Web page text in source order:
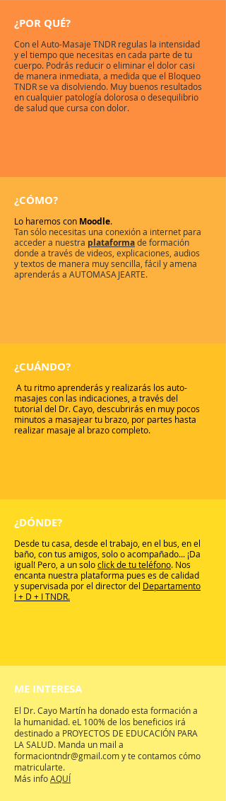
¿POR QUÉ?
Con el Auto-Masaje TNDR regulas la intensidad
y el tiempo que necesitas en cada parte de tu
cuerpo. Podrás reducir o eliminar el dolor casi
de manera inmediata, a medida que el Bloqueo
TNDR se va disolviendo. Muy buenos resultados
en cualquier patología dolorosa o desequilibrio
de salud que cursa con dolor.
¿CÓMO?
Lo haremos con Moodle.
Tan sólo necesitas una conexión a internet para
acceder a nuestra plataformade formación
donde a través de videos, explicaciones, audios
y textos de manera muy sencilla, fácil y amena
aprenderás a AUTOMASAJEARTE.
¿CUÁNDO?
A tu ritmo aprenderás y realizarás los auto-
masajes con las indicaciones, a través del
tutorial del Dr. Cayo, descubrirás en muy pocos
minutos a masajear tu brazo, por partes hasta
realizar masaje al brazo completo.
¿DÓNDE?
Desde tu casa, desde el trabajo, en el bus, en el
baño, con tus amigos, solo o acompañado... ¡Da
igual! Pero, a un soloclick de tu teléfono. Nos
encanta nuestra plataforma pues es de calidad
y supervisada por el director del Departamento
I + D + I TNDR.
ME INTERESA
El Dr. Cayo Martín ha donado esta formación a
la humanidad. eL 100% de los beneficios irá
destinado a PROYECTOS DE EDUCACIÓN PARA
LA SALUD. Manda un mail a
formaciontndr@gmail.comy te contamos cómo
matricularte.
Más infoAQUÍ